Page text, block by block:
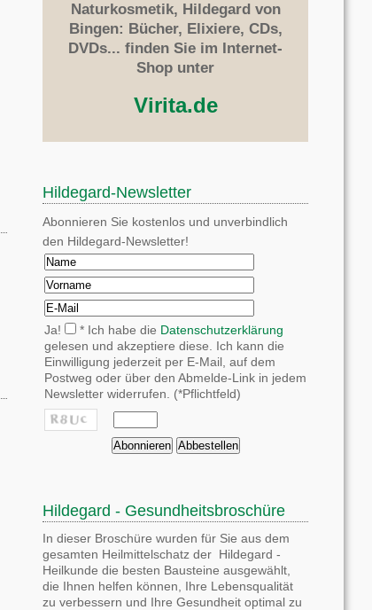
Naturkosmetik, Hildegard von
Bingen: Bücher, Elixiere, CDs,
DVDs... finden Sie im Internet-
Shop unter
Virita.de
Hildegard-Newsletter
Abonnieren Sie kostenlos und unverbindlich
den Hildegard-Newsletter!
Ja! * Ich habe die Datenschutzerklärung
gelesen und akzeptiere diese. Ich kann die
Einwilligung jederzeit per E-Mail, auf dem
Postweg oder über den Abmelde-Link in jedem
Newsletter widerrufen. (*Pflichtfeld)
Hildegard - Gesundheitsbroschüre
In dieser Broschüre wurden für Sie aus dem
gesamten Heilmittelschatz der Hildegard -
Heilkunde die besten Bausteine ausgewählt,
die Ihnen helfen können, Ihre Lebensqualität
zu verbessern und Ihre Gesundheit optimal zu